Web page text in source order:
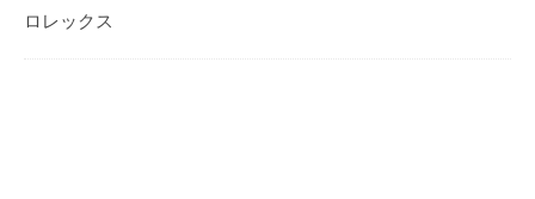
ロレックス